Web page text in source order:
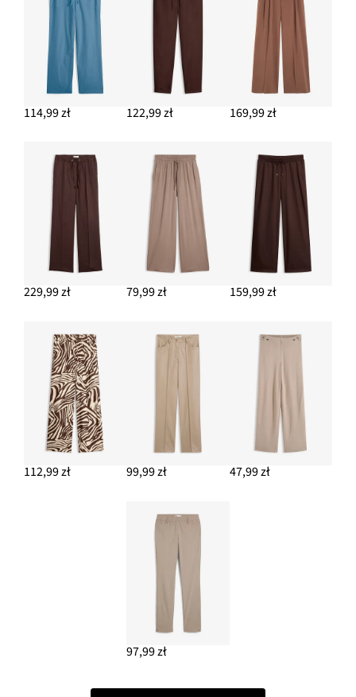
64,99 zł
DODAJ DO KOSZYKA
Tank top
37,99 zł
59,99 zł
DODAJ DO KOSZYKA
114,99 zł 122,99 zł 169,99 zł
229,99 zł 79,99 zł 159,99 zł
112,99 zł 99,99 zł 47,99 zł
97,99 zł